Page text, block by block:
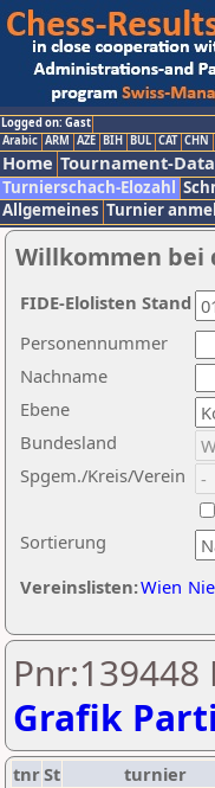
Logged on: Gast
Arabic ARM AZE BIH BUL CAT CHN
Home Tournament-
Turnierschach-Elozahl
Allgemeines Turnier
Willkommen bei
Nachname
Ebene
Sortierung
Personennummer
Bundesland
Spgem./Kreis/Verein
Vereinslisten:Wien
FIDE-Elolisten Stand
Grafik
tnrSt turnier